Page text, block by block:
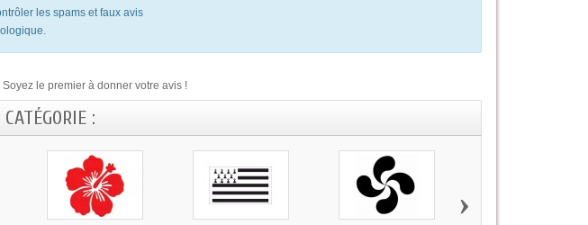
les spams et faux avis
Soyez le premier à donner votre avis !
:
›